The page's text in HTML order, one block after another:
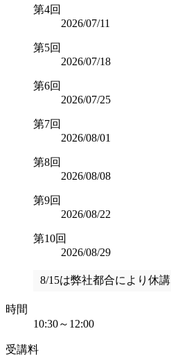
第4回
2026/07/11
第5回
2026/07/18
第6回
2026/07/25
第7回
2026/08/01
第8回
2026/08/08
第9回
2026/08/22
第10回
2026/08/29
8/15は弊社都合により休講
時間
10:30～12:00
受講料